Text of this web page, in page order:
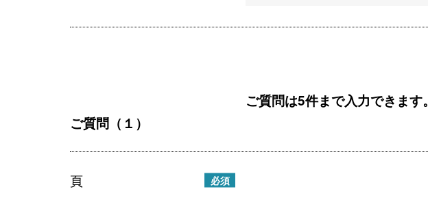
ご質問（１）
ご質問は5件まで入力できます。
頁 必須